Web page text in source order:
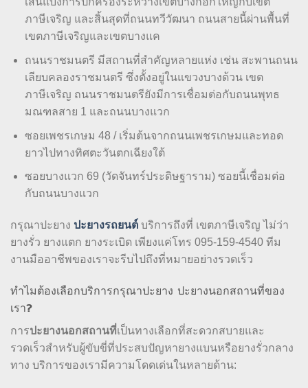
ภาษีเจริญ และสิ้นสุดที่ถนนทวีวัฒนา ถนนสายนี้ผ่านพื้นที่
เขตภาษีเจริญและเขตบางแค
ถนนราชมนตรี มีสถานที่สำคัญหลายแห่ง เช่น สะพานถนน
เลียบคลองราชมนตรี ซึ่งตั้งอยู่ในแขวงบางด้วน เขต
ภาษีเจริญ ถนนราชมนตรียังมีการเชื่อมต่อกับถนนพุทธ
มณฑลสาย 1 และถนนบางแวก
ซอยเพชรเกษม 48 / เริ่มต้นจากถนนเพชรเกษมและทอด
ยาวไปทางทิศตะวันตกเฉียงใต้
ซอยบางแวก 69 (วัดจันทร์ประดิษฐาราม) ซอยนี้เชื่อมต่อ
กับถนนบางแวก
กรุณาปะยาง ปะยางรถยนต์ บริการถึงที่ เขตภาษีเจริญ ไม่ว่า
ยางรั่ว ยางแตก ยางระเบิด เพียงแค่โทร 095-159-4540 ทีม
งานมืออาชีพของเราจะรีบไปถึงที่หมายอย่างรวดเร็ว
ทำไมต้องเลือกบริการกรุณาปะยาง ปะยางนอกสถานที่ของ
เรา?
การปะยางนอกสถานที่เป็นทางเลือกที่สะดวกสบายและ
รวดเร็วสำหรับผู้ขับขี่ที่ประสบปัญหายางแบนหรือยางรั่วกลาง
ทาง บริการของเรามีความโดดเด่นในหลายด้าน: